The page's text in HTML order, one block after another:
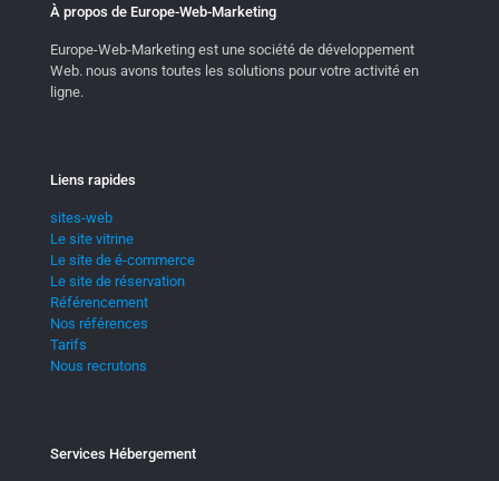
À propos de Europe-Web-Marketing
Europe-Web-Marketing est une société de développement
Web. nous avons toutes les solutions pour votre activité en
ligne.
Liens rapides
sites-web
Le site vitrine
Le site de é-commerce
Le site de réservation
Référencement
Nos références​
Tarifs
Nous recrutons
Services Hébergement